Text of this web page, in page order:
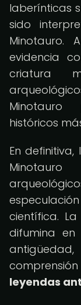
laberínticas
sido
Minotauro.
evidencia
criatura
Minotauro
históricos
En
científica.
difumina
leyendas